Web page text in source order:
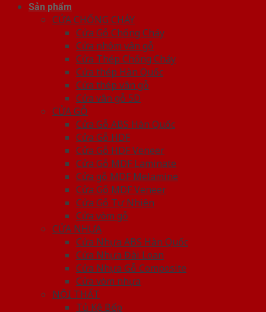
Sản phẩm
CỬA CHỐNG CHÁY
Cửa Gỗ Chống Cháy
Cửa nhôm vân gỗ
Cửa Thép Chống Cháy
Cửa thép Hàn Quốc
Cửa thép vân gỗ
Cửa vân gỗ 5D
CỬA GỖ
Cửa Gỗ ABS Hàn Quốc
Cửa Gỗ HDF
Cửa Gỗ HDF Veneer
Cửa Gỗ MDF Laminate
Cửa gỗ MDF Melamine
Cửa Gỗ MDF Veneer
Cửa Gỗ Tự Nhiên
Cửa vòm gỗ
CỬA NHỰA
Cửa Nhựa ABS Hàn Quốc
Cửa Nhựa Đài Loan
Cửa Nhựa Gỗ Composite
Cửa vòm nhựa
NỘI THẤT
Tủ Kệ Bếp